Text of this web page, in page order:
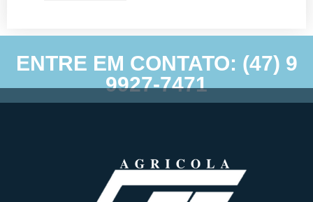
ENTRE EM CONTATO: (47) 9
9927-7471